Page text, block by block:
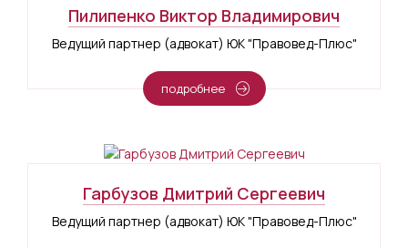
Пилипенко Виктор Владимирович
Ведущий партнер (адвокат) ЮК "Правовед-Плюс"
подробнее
Гарбузов Дмитрий Сергеевич
Ведущий партнер (адвокат) ЮК "Правовед-Плюс"